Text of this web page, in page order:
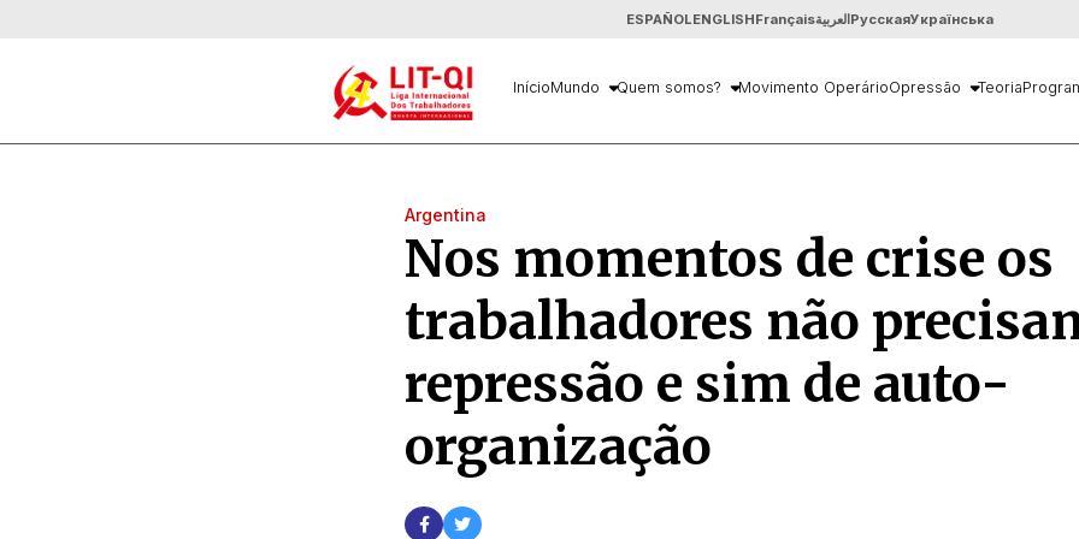
ESPAÑOLENGLISHFrançaisالعربيةРусскаяУкраїнська
InícioMundo Quem somos? Movimento OperárioOpressão Teoria
Argentina
Nos momentos de crise os
trabalhadores não
repressão e sim de auto-
organização